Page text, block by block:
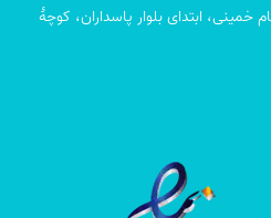
خمینی، ابتدای بلوار پاسداران، کوچۀ